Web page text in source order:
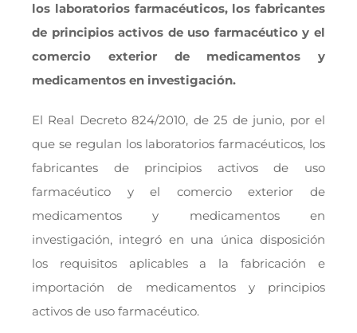
los laboratorios farmacéuticos, los fabricantes
de principios activos de uso farmacéutico y el
comercio exterior de medicamentos y
medicamentos en investigación.
El Real Decreto 824/2010, de 25 de junio, por el
que se regulan los laboratorios farmacéuticos, los
fabricantes de principios activos de uso
farmacéutico y el comercio exterior de
medicamentos y medicamentos en
investigación, integró en una única disposición
los requisitos aplicables a la fabricación e
importación de medicamentos y principios
activos de uso farmacéutico.